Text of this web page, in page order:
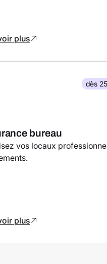
plus
bureau
vos locaux
plus
dès